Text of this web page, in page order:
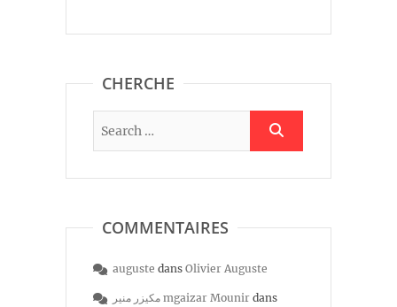
CHERCHE
COMMENTAIRES
auguste dans Olivier Auguste
مكيزر منير mgaizar Mounir dans